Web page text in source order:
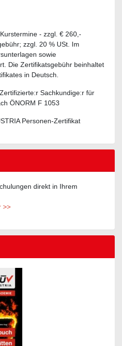
- zzgl. € 260,-
zzgl. 20 % USt. Im
sowie
Die Zertifikatsgebühr beinhaltet
in Deutsch.
Zertifizierte:r Sachkundige:r für
ÖNORM F 1053
Personen-Zertifikat
direkt in Ihrem
>>